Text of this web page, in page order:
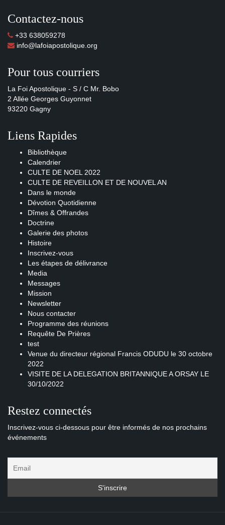
Contactez-nous
+33 638059278
info@lafoiapostolique.org
Pour tous courriers
La Foi Apostolique - S / C Mr. Bobo
2 Allée Georges Guyonnet
93220 Gagny
Liens Rapides
Bibliothèque
Calendrier
CULTE DE NOEL 2022
CULTE DE REVEILLON ET DE NOUVEL AN
Dans le monde
Dévotion Quotidienne
Dîmes & Offrandes
Doctrine
Galerie des photos
Histoire
Inscrivez-vous
Les étapes de délivrance
Media
Messages
Mission
Newsletter
Nous contacter
Programme des réunions
Requête De Prières
test
Venue du directeur régional Francis ODUDU le 30 octobre
2022
VISITE DE LA DELEGATION BRITANNIQUE A ORSAY LE
30/10/2022
Restez connectés
Inscrivez-vous ci-dessous pour être informés de nos prochains
événements